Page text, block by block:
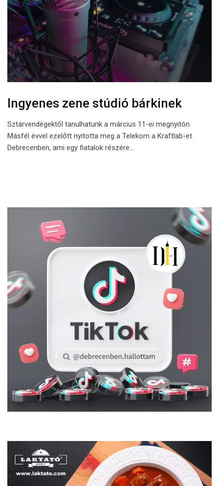
Ingyenes zene stúdió bárkinek
Sztárvendégektől tanulhatunk a március 11-ei megnyitón
Másfél évvel ezelőtt nyitotta meg a Telekom a Kraftlab-et
Debrecenben, ami egy fiatalok részére…